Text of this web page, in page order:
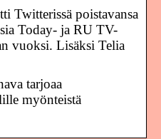
Twitterissä poistavansa
Today- ja RU TV-
vuoksi. Lisäksi Telia
tarjoaa
myönteistä